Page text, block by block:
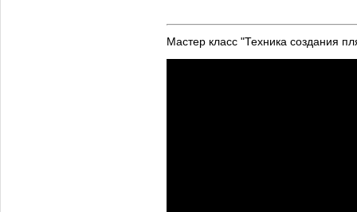
Мастер класс "Техника создания